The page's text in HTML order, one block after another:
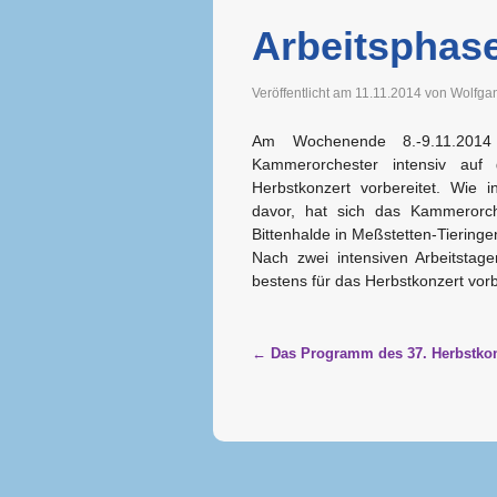
Veröffentlicht am 11.11.2014 von
Am Wochenende 8.-
Kammerorchester intensiv auf
Herbstkonzert vorbereitet. Wie
davor, hat sich das
Bittenhalde in Meßstetten-
Nach zwei intensiven
bestens für das Herbstkonzert
Artikelnavigation
← Das Programm des 37.